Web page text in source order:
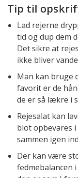
Tip til
Lad rejerne
tid og dup dem
Det sikre at
ikke bliver
Man kan bruge
favorit er de
de er så lækre i
Rejesalat kan
blot opbevares
sammen igen
Der kan være
fedmebalancen